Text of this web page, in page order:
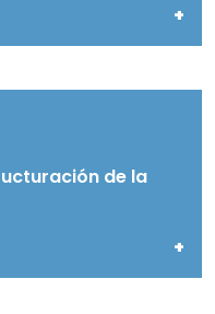
+
de la
+